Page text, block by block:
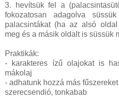
3. hevítsük fel a
fokozatosan adagolva
palacsintákat (ha az alsó
meg és a másik oldalt is süssük
Praktikák:
- karakteres ízű olajokat is
mákolaj
- adhatunk hozzá más
szerecsendió, tonkabab